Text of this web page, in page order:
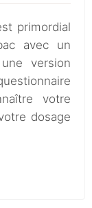
primordial
avec un
version
votre
dosage